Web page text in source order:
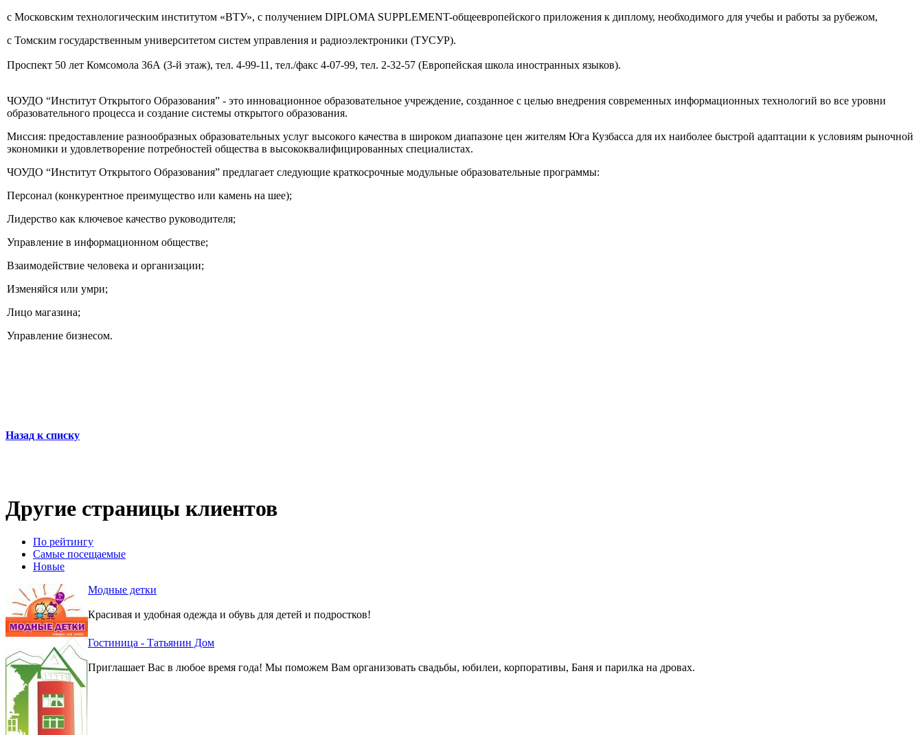
с Московским технологическим институтом «ВТУ», с получением DIPLOMA SUPPLEMENT-общеевропейского приложения к диплому, необходимого для учебы и работы за рубежом,
с Томским государственным университетом систем управления и радиоэлектроники (ТУСУР).
Проспект 50 лет Комсомола 36А (3-й этаж), тел. 4-99-11, тел./факс 4-07-99, тел. 2-32-57 (Европейская школа иностранных языков).
ЧОУДО “Институт Открытого Образования” - это инновационное образовательное учреждение, созданное с целью внедрения современных информационных технологий во все уровни
образовательного процесса и создание системы открытого образования.
Миссия: предоставление разнообразных образовательных услуг высокого качества в широком диапазоне цен жителям Юга Кузбасса для их наиболее быстрой адаптации к условиям рыночной
экономики и удовлетворение потребностей общества в высококвалифицированных специалистах.
ЧОУДО “Институт Открытого Образования” предлагает следующие краткосрочные модульные образовательные программы:
Персонал (конкурентное преимущество или камень на шее);
Лидерство как ключевое качество руководителя;
Управление в информационном обществе;
Взаимодействие человека и организации;
Изменяйся или умри;
Лицо магазина;
Управление бизнесом.
Назад к списку
Другие страницы клиентов
По рейтингу
Самые посещаемые
Новые
Модные детки
Красивая и удобная одежда и обувь для детей и подростков!
Гостиница - Татьянин Дом
Приглашает Вас в любое время года! Мы поможем Вам организовать свадьбы, юбилеи, корпоративы, Баня и парилка на дровах.